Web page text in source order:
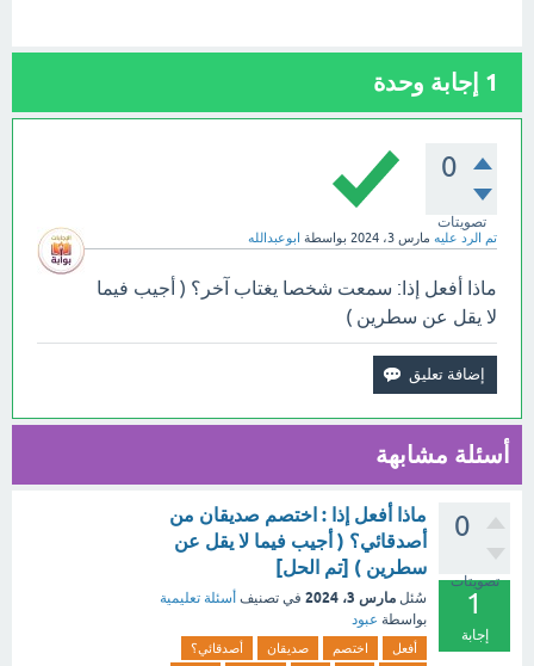
1 إجابة وحدة
0
تصويتات
تم الرد عليه مارس 3، 2024 بواسطة ابوعبدالله
ماذا أفعل إذا: سمعت شخصا يغتاب آخر؟ ( أجيب فيما
لا يقل عن سطرين )
أسئلة مشابهة
0
تصويتات
1
إجابة
ماذا أفعل إذا : اختصم صديقان من
أصدقائي؟ ( أجيب فيما لا يقل عن
سطرين ) [تم الحل]
سُئل مارس 3، 2024 في تصنيف أسئلة تعليمية
بواسطة عبود
أفعل اختصم صديقان
أصدقائي؟